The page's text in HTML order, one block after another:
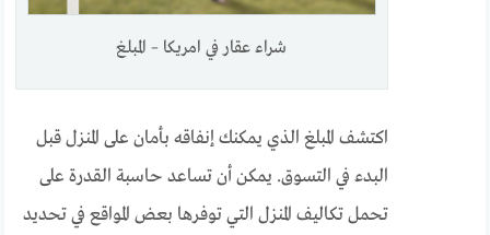
شراء عقار في امريكا – المبلغ
اكتشف المبلغ الذي يمكنك إنفاقه بأمان على المنزل قبل
البدء في التسوق. يمكن أن تساعد حاسبة القدرة على
تحمل تكاليف المنزل التي توفرها بعض المواقع في تحديد